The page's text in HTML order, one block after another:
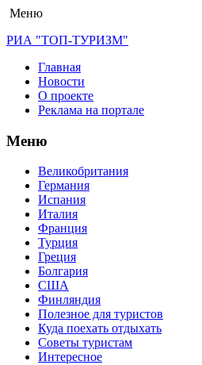
Меню
РИА "ТОП-ТУРИЗМ"
Главная
Новости
О проекте
Реклама на портале
Меню
Великобритания
Германия
Испания
Италия
Франция
Турция
Греция
Болгария
США
Финляндия
Полезное для туристов
Куда поехать отдыхать
Советы туристам
Интересное